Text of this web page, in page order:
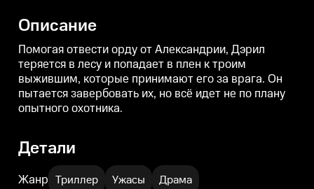
сирены, половина орды
устремляется в город.
Описание
Помогая отвести орду от Александрии, Дэрил
теряется в лесу и попадает в плен к троим
выжившим, которые принимают его за врага. Он
пытается завербовать их, но всё идет не по плану
опытного охотника.
Детали
Жанр Триллер Ужасы Драма